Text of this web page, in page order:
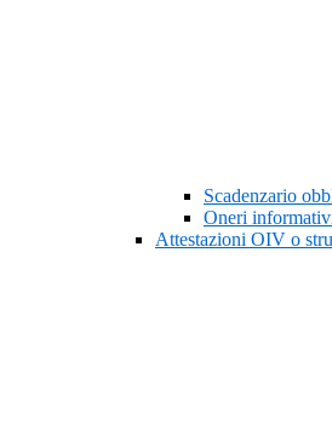
Scadenzario
Oneri
Attestazioni OIV o